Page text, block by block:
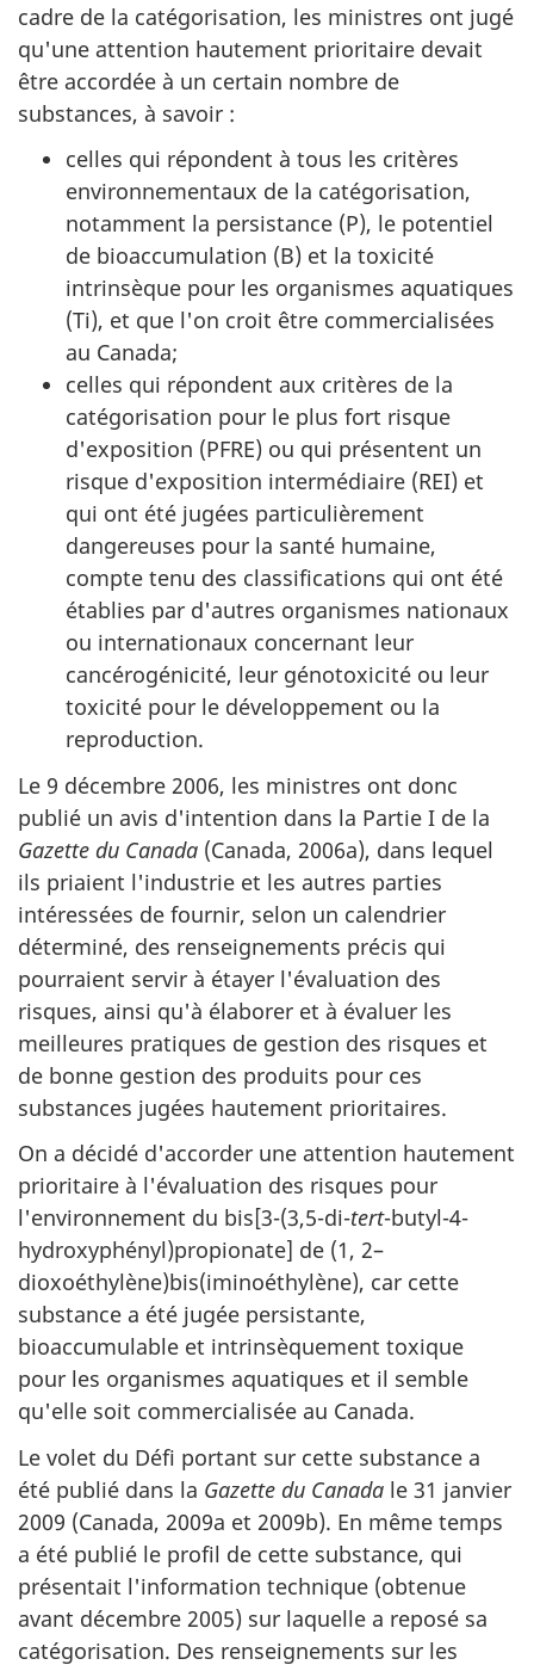
cadre de la catégorisation, les ministres ont jugé
qu'une attention hautement prioritaire devait
être accordée à un certain nombre de
substances, à savoir :
celles qui répondent à tous les critères
environnementaux de la catégorisation,
notamment la persistance (P), le potentiel
de bioaccumulation (B) et la toxicité
intrinsèque pour les organismes aquatiques
(Ti), et que l'on croit être commercialisées
au Canada;
celles qui répondent aux critères de la
catégorisation pour le plus fort risque
d'exposition (PFRE) ou qui présentent un
risque d'exposition intermédiaire (REI) et
qui ont été jugées particulièrement
dangereuses pour la santé humaine,
compte tenu des classifications qui ont été
établies par d'autres organismes nationaux
ou internationaux concernant leur
cancérogénicité, leur génotoxicité ou leur
toxicité pour le développement ou la
reproduction.
Le 9 décembre 2006, les ministres ont donc
publié un avis d'intention dans la Partie I de la
Gazette du Canada (Canada, 2006a), dans lequel
ils priaient l'industrie et les autres parties
intéressées de fournir, selon un calendrier
déterminé, des renseignements précis qui
pourraient servir à étayer l'évaluation des
risques, ainsi qu'à élaborer et à évaluer les
meilleures pratiques de gestion des risques et
de bonne gestion des produits pour ces
substances jugées hautement prioritaires.
On a décidé d'accorder une attention hautement
prioritaire à l'évaluation des risques pour
l'environnement du bis[3-(3,5-di-tert-butyl-4-
hydroxyphényl)propionate] de (1, 2–
dioxoéthylène)bis(iminoéthylène), car cette
substance a été jugée persistante,
bioaccumulable et intrinsèquement toxique
pour les organismes aquatiques et il semble
qu'elle soit commercialisée au Canada.
Le volet du Défi portant sur cette substance a
été publié dans la Gazette du Canada le 31 janvier
2009 (Canada, 2009a et 2009b). En même temps
a été publié le profil de cette substance, qui
présentait l'information technique (obtenue
avant décembre 2005) sur laquelle a reposé sa
catégorisation. Des renseignements sur les